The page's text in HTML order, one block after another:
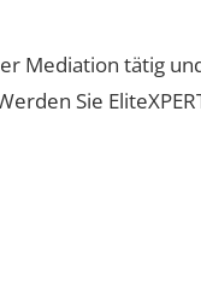
Mediation tätig
Sie